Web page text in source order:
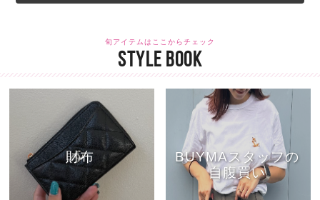
旬アイテムはここからチェック
STYLE BOOK
財布
BUYMAスタッフの
自腹買い